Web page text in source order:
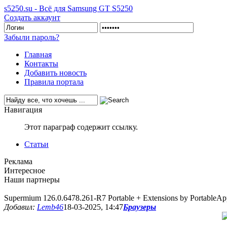
s5250.su - Всё для Samsung GT S5250
Создать аккаунт
Забыли пароль?
Главная
Контакты
Добавить новость
Правила портала
Навигация
Этот параграф содержит ссылку.
Статьи
Реклама
Интересное
Наши партнеры
Supermium 126.0.6478.261-R7 Portable + Extensions by
Добавил: Lemb4618-03-2025, 14:47Браузеры